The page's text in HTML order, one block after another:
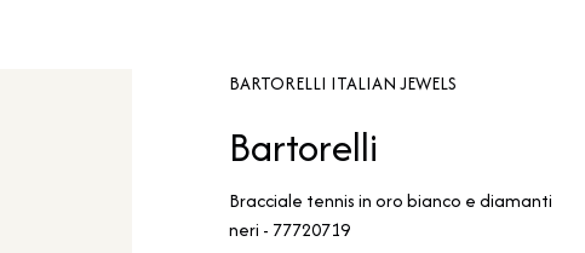
BARTORELLI ITALIAN JEWELS
Bartorelli
Bracciale tennis in oro bianco e diamanti
neri - 77720719